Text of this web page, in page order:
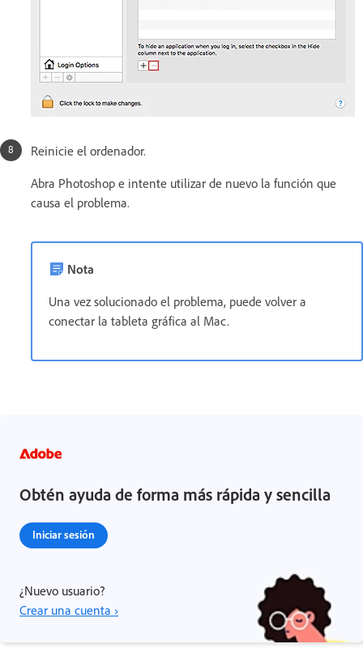
Reinicie el ordenador.
Abra Photoshop e intente utilizar de nuevo la función que
causa el problema.
Nota
Una vez solucionado el problema, puede volver a
conectar la tableta gráfica al Mac.
Obtén ayuda de forma más rápida y sencilla
Iniciar sesión
¿Nuevo usuario?
Crear una cuenta ›